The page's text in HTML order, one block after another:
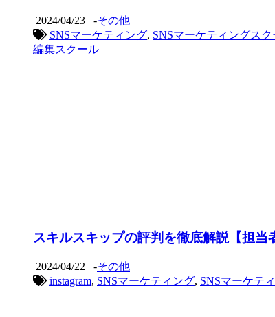
2024/04/23 -その他
SNSマーケティング, SNSマーケティングスク
編集スクール
スキルスキップの評判を徹底解説【担
2024/04/22 -その他
instagram, SNSマーケティング, SNSマーケテ